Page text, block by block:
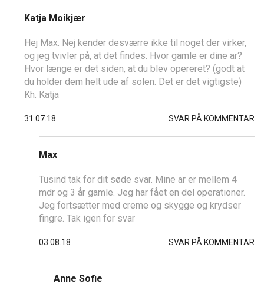
Katja Moikjær
Hej Max. Nej kender desværre ikke til noget der virker,
og jeg tvivler på, at det findes. Hvor gamle er dine ar?
Hvor længe er det siden, at du blev opereret? (godt at
du holder dem helt ude af solen. Det er det vigtigste)
Kh. Katja
31.07.18 SVAR PÅ KOMMENTAR
Max
Tusind tak for dit søde svar. Mine ar er mellem 4
mdr og 3 år gamle. Jeg har fået en del operationer.
Jeg fortsætter med creme og skygge og krydser
fingre. Tak igen for svar
03.08.18 SVAR PÅ KOMMENTAR
Anne Sofie